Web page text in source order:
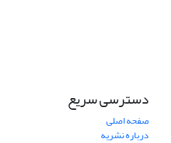
دسترسی سریع
صفحه اصلی
درباره نشریه